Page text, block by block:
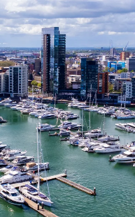
über Cookies ein
Über „anpassen”
gespeichert.